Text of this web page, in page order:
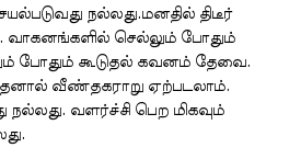
நல்லது.மனதில் திடீர்
. வாகனங்களில் செல்லும் போதும்
போதும் கூடுதல் கவனம் தேவை.
வீண்தகராறு ஏற்படலாம்.
நல்லது. வளர்ச்சி பெற மிகவும்
.